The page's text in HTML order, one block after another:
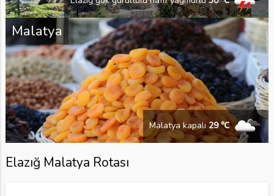
Malatya
Malatya kapalı 29 ℃
Elazığ Malatya Rotası